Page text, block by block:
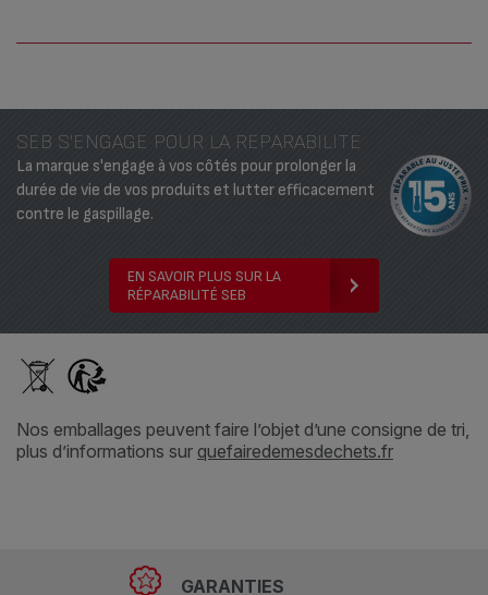
SEB S'ENGAGE POUR LA REPARABILITE
La marque s'engage à vos côtés pour prolonger la
durée de vie de vos produits et lutter efficacement
contre le gaspillage.
EN SAVOIR PLUS SUR LA
RÉPARABILITÉ SEB
Nos emballages peuvent faire l’objet d’une consigne de tri,
plus d’informations sur quefairedemesdechets.fr
GARANTIES